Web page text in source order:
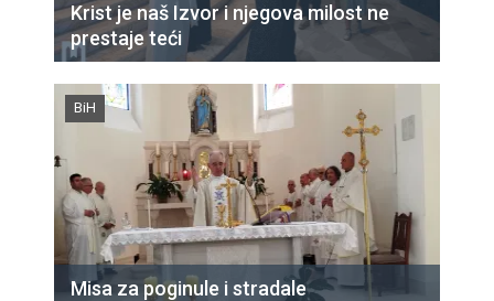
Krist je naš Izvor i njegova milost ne
prestaje teći
BiH
Misa za poginule i stradale